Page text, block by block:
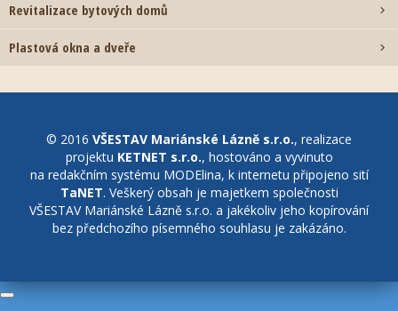
Revitalizace bytových domů 
Plastová okna a dveře 
© 2016 VŠESTAV Mariánské Lázně s.r.o., realizace
projektu KETNET s.r.o., hostováno a vyvinuto
na redakčním systému MODElina, k internetu připojeno sití
TaNET. Veškerý obsah je majetkem společnosti
VŠESTAV Mariánské Lázně s.r.o. a jakékoliv jeho kopírování
bez předchozího písemného souhlasu je zakázáno.